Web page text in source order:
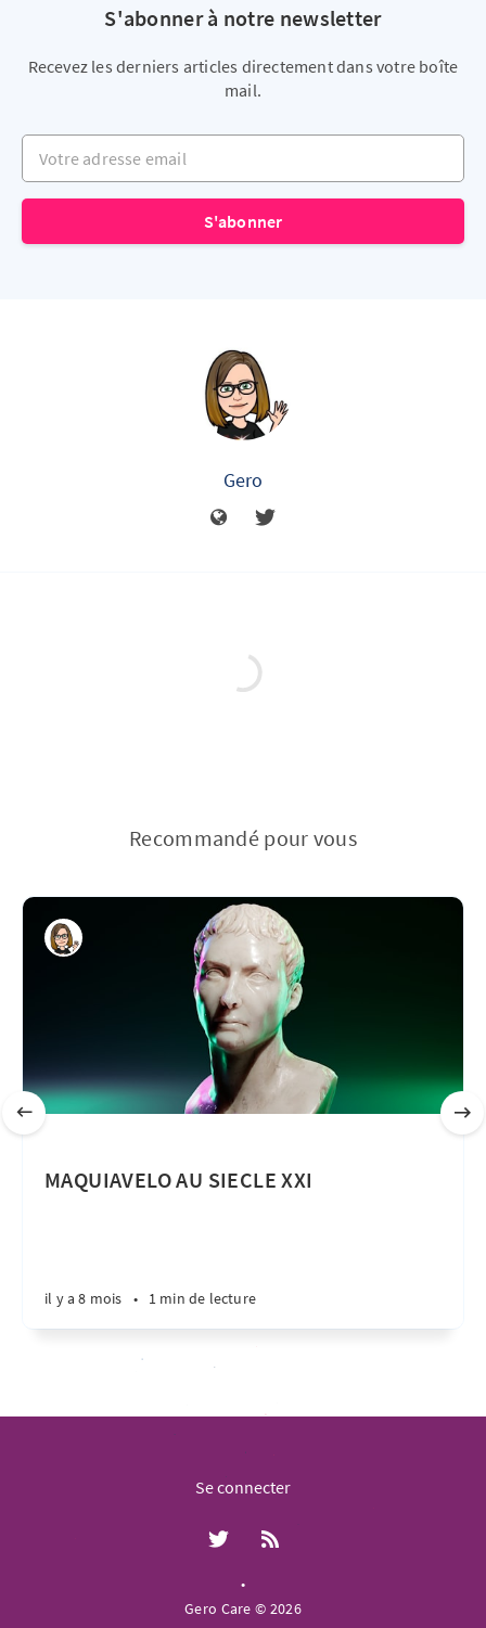
S'abonner à notre newsletter
Recevez les derniers articles directement dans votre boîte
mail.
Votre adresse email
S'abonner
Gero
Recommandé pour vous
MAQUIAVELO AU SIECLE XXI
il y a 8 mois • 1 min de lecture
Se connecter
•
Gero Care © 2026